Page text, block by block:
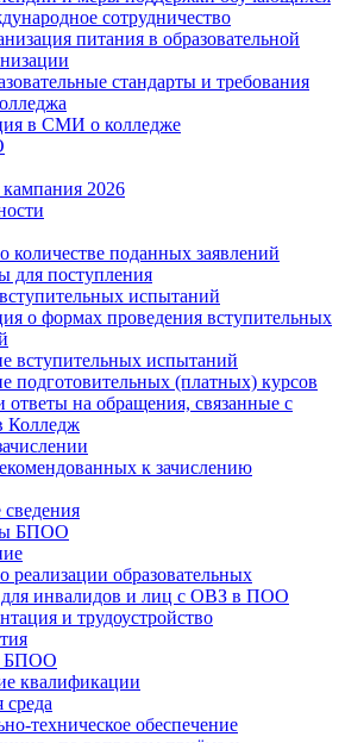
сотрудничество
питания в образовательной
стандарты и требования
в СМИ о колледже
2026
количестве поданных заявлений
для поступления
испытаний
о формах проведения вступительных
вступительных испытаний
подготовительных (платных) курсов
на обращения, связанные с
Колледж
к зачислению
БПОО
реализации образовательных
инвалидов и лиц с ОВЗ в ПОО
и трудоустройство
БПОО
квалификации
среда
техническое обеспечение